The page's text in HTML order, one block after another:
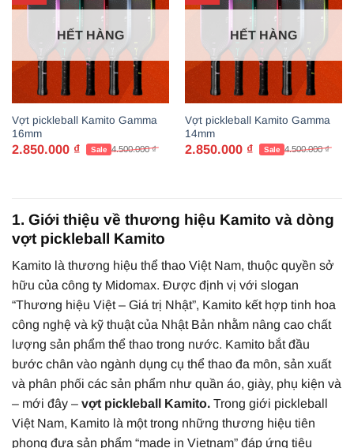
HẾT HÀNG
Vợt pickleball Kamito Gamma
16mm
4.500.000₫
Giá
2.850.000 ₫
Giá
HẾT HÀNG
Vợt pickleball Kamito Gamma
14mm
4.500.000₫
Giá
2.850.000 ₫
Giá
1. Giới thiệu về thương hiệu Kamito và dòng
vợt pickleball Kamito
Kamito là thương hiệu thể thao Việt Nam, thuộc quyền sở
hữu của công ty Midomax. Được định vị với slogan
“Thương hiệu Việt – Giá trị Nhật”, Kamito kết hợp tinh hoa
công nghệ và kỹ thuật của Nhật Bản nhằm nâng cao chất
lượng sản phẩm thể thao trong nước. Kamito bắt đầu
bước chân vào ngành dụng cụ thể thao đa môn, sản xuất
và phân phối các sản phẩm như quần áo, giày, phụ kiện và
– mới đây – vợt pickleball Kamito. Trong giới pickleball
Việt Nam, Kamito là một trong những thương hiệu tiên
phong đưa sản phẩm “made in Vietnam” đáp ứng tiêu